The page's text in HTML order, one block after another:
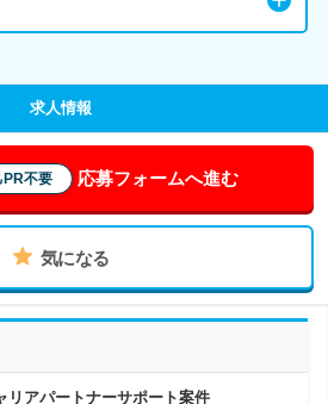
求人情報
PR不要 応募フォームへ進む
気になる
リアパートナーサポート案件